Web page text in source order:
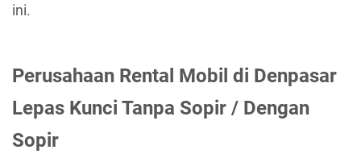
ini.
Perusahaan Rental Mobil di Denpasar
Lepas Kunci Tanpa Sopir / Dengan
Sopir